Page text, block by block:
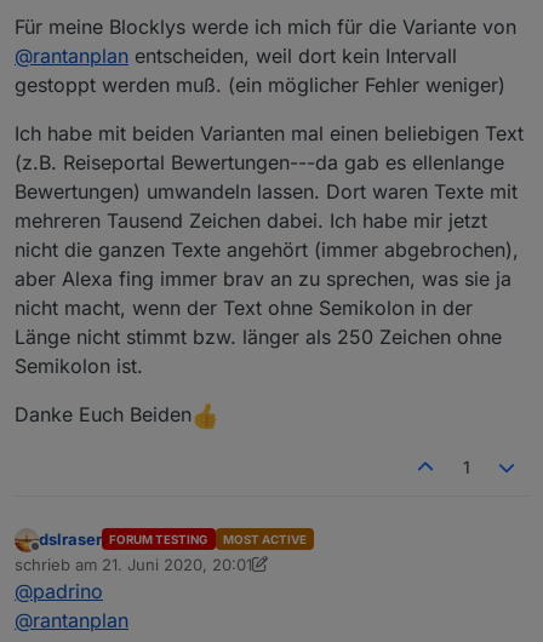
Für meine Blocklys werde ich mich für die Variante von
@rantanplan entscheiden, weil dort kein Intervall
gestoppt werden muß. (ein möglicher Fehler weniger)
Ich habe mit beiden Varianten mal einen beliebigen Text
(z.B. Reiseportal Bewertungen---da gab es ellenlange
Bewertungen) umwandeln lassen. Dort waren Texte mit
mehreren Tausend Zeichen dabei. Ich habe mir jetzt
nicht die ganzen Texte angehört (immer abgebrochen),
aber Alexa fing immer brav an zu sprechen, was sie ja
nicht macht, wenn der Text ohne Semikolon in der
Länge nicht stimmt bzw. länger als 250 Zeichen ohne
Semikolon ist.
Danke Euch Beiden
1
Offline
dslraser FORUM TESTING MOST ACTIVE
schrieb am 21. Juni 2020, 20:01
zuletzt editiert von dslraser
@padrino
@rantanplan